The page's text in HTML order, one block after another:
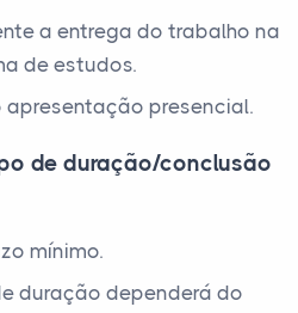
a entrega do trabalho na
de estudos.
apresentação presencial.
de duração/conclusão
mínimo.
duração dependerá do